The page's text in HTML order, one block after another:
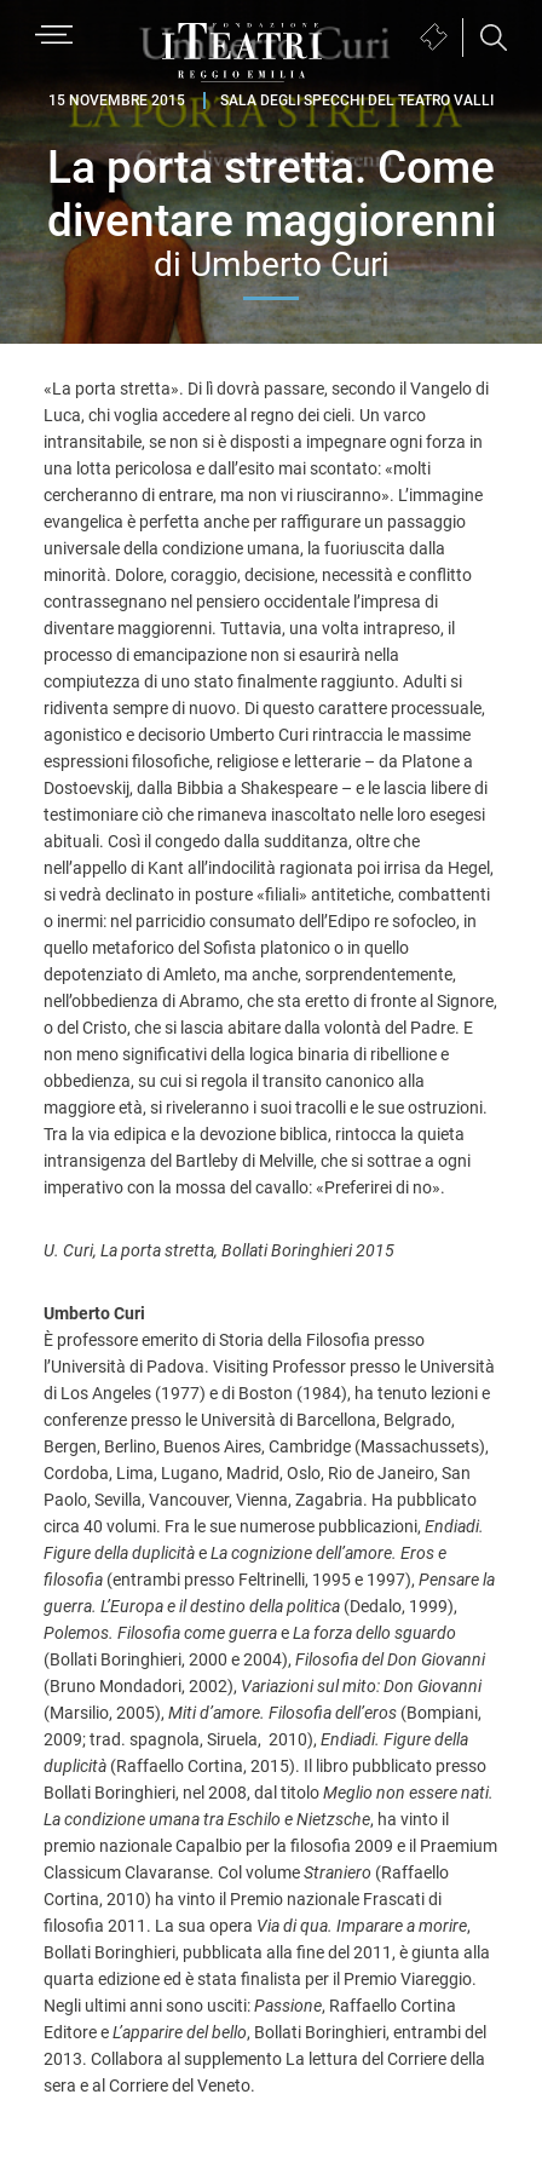
primaria
principale
pagina
Fondazione
I
Teatri
Reggio
Emilia
Biglietteria
apre
in
una
finestra)
15 NOVEMBRE 2015 SALA DEGLI SPECCHI DEL TEATRO VALLI
La porta stretta. Come
diventare maggiorenni
di Umberto Curi
«La porta stretta». Di lì dovrà passare, secondo il Vangelo di
Luca, chi voglia accedere al regno dei cieli. Un varco
intransitabile, se non si è disposti a impegnare ogni forza in
una lotta pericolosa e dall’esito mai scontato: «molti
cercheranno di entrare, ma non vi riusciranno». L’immagine
evangelica è perfetta anche per raffigurare un passaggio
universale della condizione umana, la fuoriuscita dalla
minorità. Dolore, coraggio, decisione, necessità e conflitto
contrassegnano nel pensiero occidentale l’impresa di
diventare maggiorenni. Tuttavia, una volta intrapreso, il
processo di emancipazione non si esaurirà nella
compiutezza di uno stato finalmente raggiunto. Adulti si
ridiventa sempre di nuovo. Di questo carattere processuale,
agonistico e decisorio Umberto Curi rintraccia le massime
espressioni filosofiche, religiose e letterarie – da Platone a
Dostoevskij, dalla Bibbia a Shakespeare – e le lascia libere di
testimoniare ciò che rimaneva inascoltato nelle loro esegesi
abituali. Così il congedo dalla sudditanza, oltre che
nell’appello di Kant all’indocilità ragionata poi irrisa da Hegel,
si vedrà declinato in posture «filiali» antitetiche, combattenti
o inermi: nel parricidio consumato dell’Edipo re sofocleo, in
quello metaforico del Sofista platonico o in quello
depotenziato di Amleto, ma anche, sorprendentemente,
nell’obbedienza di Abramo, che sta eretto di fronte al Signore,
o del Cristo, che si lascia abitare dalla volontà del Padre. E
non meno significativi della logica binaria di ribellione e
obbedienza, su cui si regola il transito canonico alla
maggiore età, si riveleranno i suoi tracolli e le sue ostruzioni.
Tra la via edipica e la devozione biblica, rintocca la quieta
intransigenza del Bartleby di Melville, che si sottrae a ogni
imperativo con la mossa del cavallo: «Preferirei di no».
U. Curi, La porta stretta, Bollati Boringhieri 2015
Umberto Curi
È professore emerito di Storia della Filosofia presso
l’Università di Padova. Visiting Professor presso le Università
di Los Angeles (1977) e di Boston (1984), ha tenuto lezioni e
conferenze presso le Università di Barcellona, Belgrado,
Bergen, Berlino, Buenos Aires, Cambridge (Massachussets),
Cordoba, Lima, Lugano, Madrid, Oslo, Rio de Janeiro, San
Paolo, Sevilla, Vancouver, Vienna, Zagabria. Ha pubblicato
circa 40 volumi. Fra le sue numerose pubblicazioni, Endiadi.
Figure della duplicitàeLa cognizione dell’amore. Eros e
filosofia (entrambi presso Feltrinelli, 1995 e 1997), Pensare la
guerra. L’Europa e il destino della politica (Dedalo, 1999),
Polemos. Filosofia come guerraeLa forza dello sguardo
(Bollati Boringhieri, 2000 e 2004), Filosofia del Don Giovanni
(Bruno Mondadori, 2002), Variazioni sul mito: Don Giovanni
(Marsilio, 2005), Miti d’amore. Filosofia dell’eros (Bompiani,
2009; trad. spagnola, Siruela, 2010), Endiadi. Figure della
duplicità (Raffaello Cortina, 2015). Il libro pubblicato presso
Bollati Boringhieri, nel 2008, dal titoloMeglio non essere nati.
La condizione umana tra Eschilo e Nietzsche, ha vinto il
premio nazionale Capalbio per la filosofia 2009 e il Praemium
Classicum Clavaranse. Col volumeStraniero (Raffaello
Cortina, 2010) ha vinto il Premio nazionale Frascati di
filosofia 2011. La sua opera Via di qua. Imparare a morire,
Bollati Boringhieri, pubblicata alla fine del 2011, è giunta alla
quarta edizione ed è stata finalista per il Premio Viareggio.
Negli ultimi anni sono usciti:Passione, Raffaello Cortina
Editore eL’apparire del bello, Bollati Boringhieri, entrambi del
2013. Collabora al supplemento La lettura del Corriere della
sera e al Corriere del Veneto.